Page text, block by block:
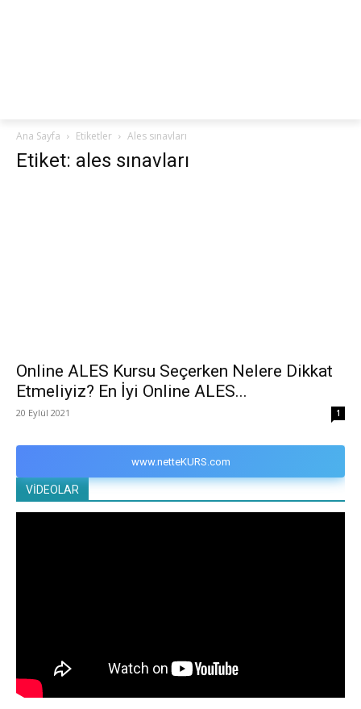
Ana Sayfa Etiketler Ales sınavları
Etiket: ales sınavları
Online ALES Kursu Seçerken Nelere Dikkat
Etmeliyiz? En İyi Online ALES...
20 Eylül 2021 1
www.netteKURS.com
VİDEOLAR